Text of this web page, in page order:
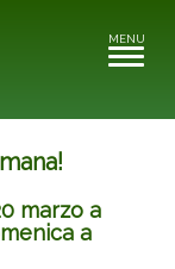
MENU
Toggle
marzo a
a